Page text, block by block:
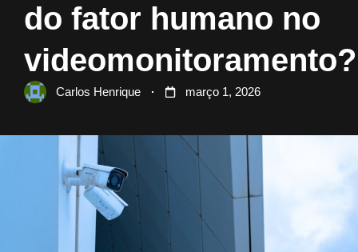
do fator humano no
videomonitoramento?
Carlos Henrique março 1, 2026